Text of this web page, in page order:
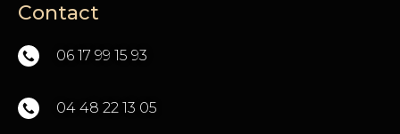
Contact
06 17 99 15 93
04 48 22 13 05